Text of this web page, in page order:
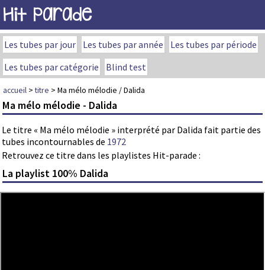
Hit Parade
Les tubes par jour Les tubes par année
Les tubes par période
Les tubes par catégorie
Blind test
accueil >titre > Ma mélo mélodie / Dalida
Ma mélo mélodie - Dalida
Le titre « Ma mélo mélodie » interprété par Dalida fait partie des
tubes incontournables de 1972
Retrouvez ce titre dans les playlistes Hit-parade :
La playlist 100% Dalida